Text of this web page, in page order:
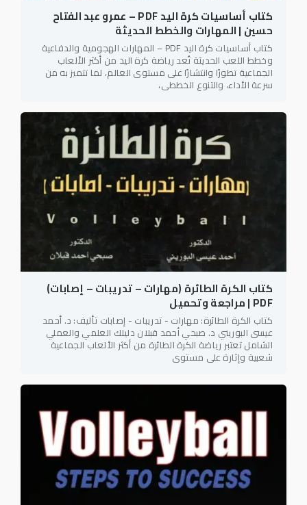
كتاب أساسيات كرة اليد PDF – عمرو عبد الفتاح
حسين | المهارات والخطط الحديثة
كتاب أساسيات كرة اليد PDF – المهارات الهجومية والدفاعية
وخطط اللعب الحديثة تُعد رياضة كرة اليد من أكثر الألعاب
الجماعية تطورًا وانتشارًا على مستوى العالم، لما تتميز به من
سرعة الأداء، والتنوع الخططي،
كتاب الكرة الطائرة (مهارات – تدريبات – إصابات)
PDF | مراجعة وتحميل
كتاب الكرة الطائرة: مهارات - تدريبات - إصابات تأليف: د. أحمد
عيسى البوريني د. صبحي أحمد قبلان دليلك العلمي والعملي
الشامل تعتبر رياضة الكرة الطائرة من أكثر الألعاب الجماعية
شعبية وإثارة على مستوى